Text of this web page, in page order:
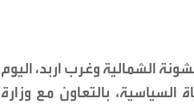
الشمالية وغرب اربد، اليوم
السياسية، بالتعاون مع وزارة